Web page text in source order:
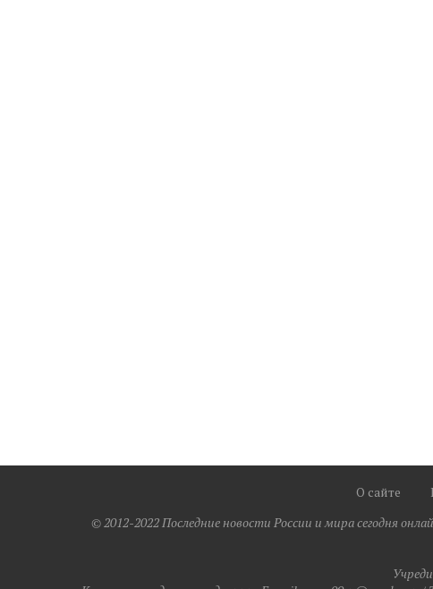
О сайте
© 2012-2022 Последние новости России и мира сегодня